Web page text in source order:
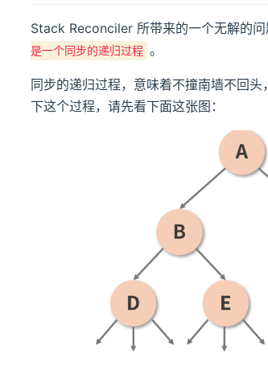
Stack Reconciler 所带来的一个无解的问
是一个同步的递归过程 。
同步的递归过程，意味着不撞南墙不回
下这个过程，请先看下面这张图：